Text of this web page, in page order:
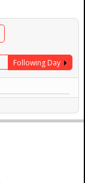
Following Day